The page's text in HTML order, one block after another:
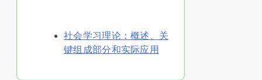
社会学习理论：概述、关
键组成部分和实际应用